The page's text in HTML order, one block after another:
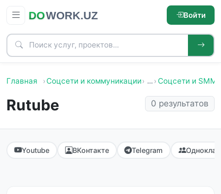
Войти
Главная Соцсети и коммуникации … Соцсети и SMM
Rutube 0 результатов
Youtube ВКонтакте Telegram